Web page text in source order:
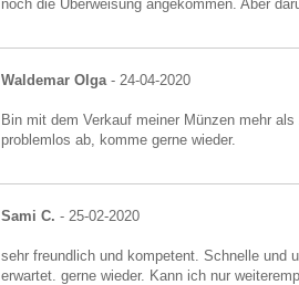
noch die Überweisung angekommen. Aber
Waldemar Olga- 24-04-2020
Bin mit dem Verkauf meiner Münzen mehr
problemlos ab, komme gerne wieder.
Sami C. - 25-02-2020
sehr freundlich und kompetent. Schnelle und
erwartet. gerne wieder. Kann ich nur